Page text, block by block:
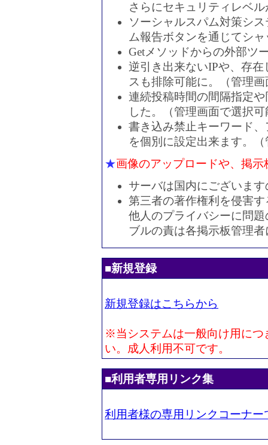
さらにセキュリティレベ
ソーシャルスパム対策シ
ム報告ボタンを通じてシ
Getメソッドからの外部ツ
逆引き出来ないIPや、存
スも排除可能に。（管理
連続投稿時間の間隔指定
した。（管理画面で選択可
書き込み禁止キーワード
を個別に設定出来ます。
★画像のアップロードや、掲
サーバは国内にございま
第三者の著作権利を侵害
他人のプライバシーに問
ブルの責は各掲示板管理
■新規登録
新規登録はこちらから
※当システムは一般向け用につ
い。成人利用不可です。
■利用者専用リンク集
利用者様の専用リンクコーナ